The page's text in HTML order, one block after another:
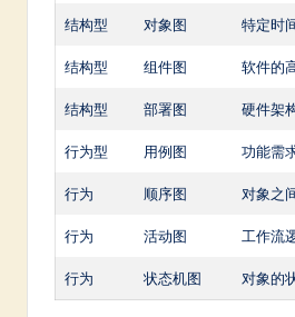
结构型 对象图 特定时
结构型 组件图 软件的
结构型 部署图 硬件架
行为型 用例图 功能需
行为 顺序图 对象之
行为 活动图 工作流
行为 状态机图 对象的